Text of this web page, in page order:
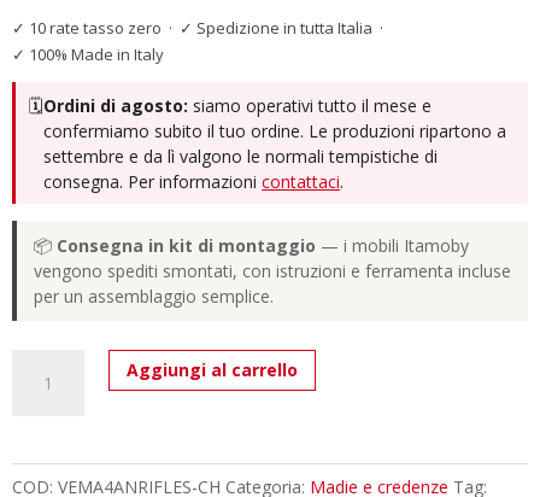
✓ 10 rate tasso zero · ✓ Spedizione in tutta Italia ·
✓ 100% Made in Italy
🗓️Ordini di agosto: siamo operativi tutto il mese e
confermiamo subito il tuo ordine. Le produzioni ripartono a
settembre e da lì valgono le normali tempistiche di
consegna. Per informazionicontattaci.
📦 Consegna in kit di montaggio — i mobili Itamoby
vengono spediti smontati, con istruzioni e ferramenta incluse
per un assemblaggio semplice.
moderna
174x40x81
Aggiungi al carrello
COD: VEMA4ANRIFLES-CH Categoria: Madie e credenze Tag: